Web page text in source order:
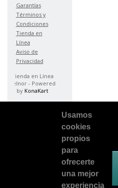
Garantías
Términos y
Condiciones
Tienda en
Línea
Aviso de
Privacidad
Tienda en Línea
Telnor - Powered
by KonaKart
Facebook
Usamos
cookies
propios
para
ofrecerte
una mejor
experiencia